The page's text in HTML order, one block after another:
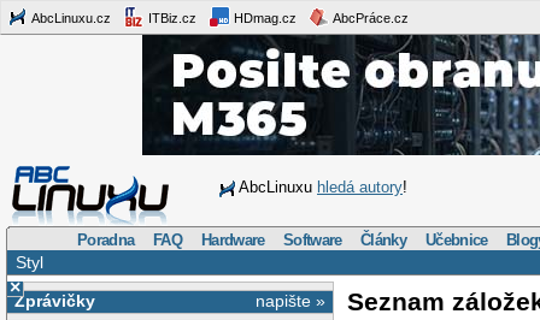
AbcLinuxu.cz ITBiz.cz HDmag.cz AbcPráce.cz
AbcLinuxu hledá autory!
Poradna FAQ Hardware Software Články Učebnice
Styl
×
napište »
Zprávičky
Seznam